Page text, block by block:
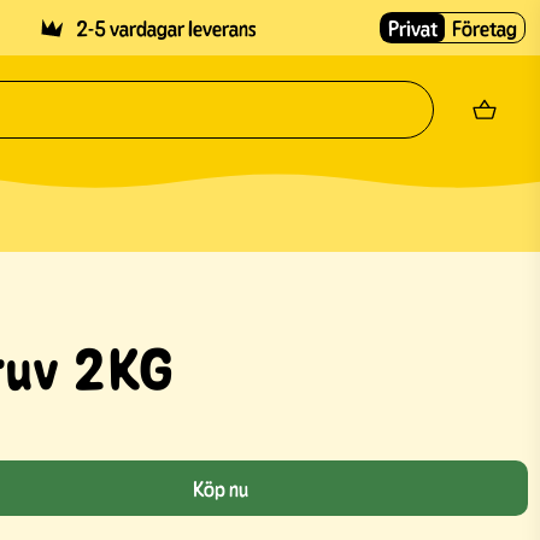
2-5 vardagar leverans Privat Företag
2KG
Köp nu